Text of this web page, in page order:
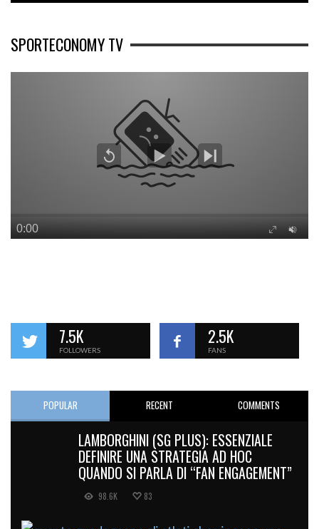
SPORTECONOMY TV
7.5K
FOLLOWERS
2.5K
FANS
POPULAR RECENT COMMENTS
LAMBORGHINI (SG PLUS): ESSENZIALE
DEFINIRE UNA STRATEGIA AD HOC
QUANDO SI PARLA DI “FAN ENGAGEMENT”
98.6K 83